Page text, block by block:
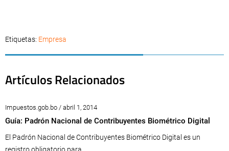
Etiquetas: Empresa
Artículos Relacionados
Impuestos.gob.bo / abril 1, 2014
Guía: Padrón Nacional de Contribuyentes Biométrico Digital
El Padrón Nacional de Contribuyentes Biométrico Digital es un